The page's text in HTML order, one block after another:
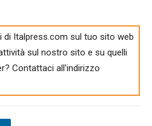
di Italpress.com sul tuo sito web
sul nostro sito e su quelli
Contattaci all'indirizzo